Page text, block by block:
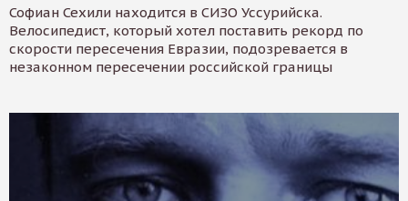
Софиан Сехили находится в СИЗО Уссурийска.
Велосипедист, который хотел поставить рекорд по
скорости пересечения Евразии, подозревается в
незаконном пересечении российской границы